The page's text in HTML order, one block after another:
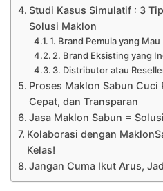
Studi Kasus Simulatif : 3
Solusi Maklon
1. Brand Pemula yang
2. Brand Eksisting yang
3. Distributor atau
Proses Maklon Sabun Cuci
Cepat, dan Transparan
Jasa Maklon Sabun =
Kolaborasi dengan
Kelas!
Jangan Cuma Ikut Arus,